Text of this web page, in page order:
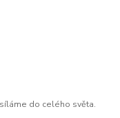
do celého světa.